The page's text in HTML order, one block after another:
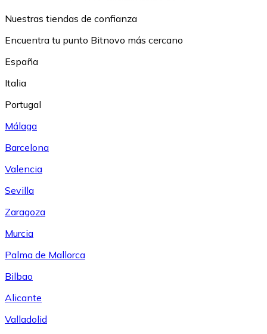
Nuestras tiendas de confianza
Encuentra tu punto Bitnovo más cercano
España
Italia
Portugal
Málaga
Barcelona
Valencia
Sevilla
Zaragoza
Murcia
Palma de Mallorca
Bilbao
Alicante
Valladolid